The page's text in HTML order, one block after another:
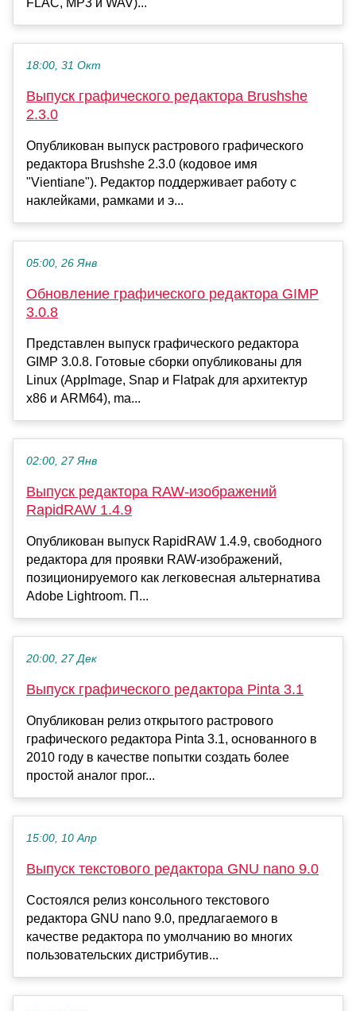
FLAC, MP3 и WAV)...
18:00, 31 Окт
Выпуск графического редактора Brushshe
2.3.0
Опубликован выпуск растрового графического
редактора Brushshe 2.3.0 (кодовое имя
"Vientiane"). Редактор поддерживает работу с
наклейками, рамками и э...
05:00, 26 Янв
Обновление графического редактора GIMP
3.0.8
Представлен выпуск графического редактора
GIMP 3.0.8. Готовые сборки опубликованы для
Linux (AppImage, Snap и Flatpak для архитектур
x86 и ARM64), ma...
02:00, 27 Янв
Выпуск редактора RAW-изображений
RapidRAW 1.4.9
Опубликован выпуск RapidRAW 1.4.9, свободного
редактора для проявки RAW-изображений,
позиционируемого как легковесная альтернатива
Adobe Lightroom. П...
20:00, 27 Дек
Выпуск графического редактора Pinta 3.1
Опубликован релиз открытого растрового
графического редактора Pinta 3.1, основанного в
2010 году в качестве попытки создать более
простой аналог прог...
15:00, 10 Апр
Выпуск текстового редактора GNU nano 9.0
Состоялся релиз консольного текстового
редактора GNU nano 9.0, предлагаемого в
качестве редактора по умолчанию во многих
пользовательских дистрибутив...